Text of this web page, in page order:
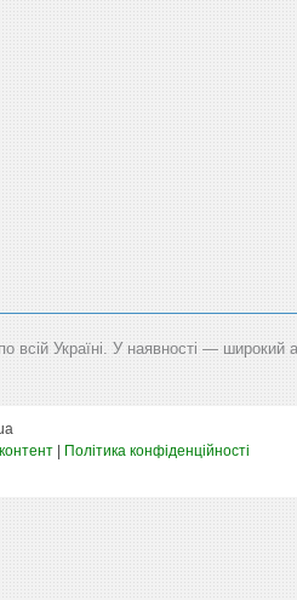
всій Україні. У наявності — широкий
Політика конфіденційності